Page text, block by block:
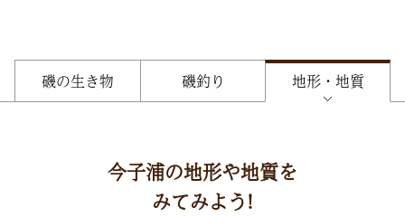
お問い合わせ
磯の生き物 磯釣り 地形・地質
今子浦の地形や地質を
みてみよう!